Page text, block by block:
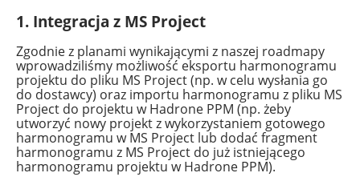
1. Integracja z MS Project
Zgodnie z planami wynikającymi z naszej roadmapy
wprowadziliśmy możliwość eksportu harmonogramu
projektu do pliku MS Project (np. w celu wysłania go
do dostawcy) oraz importu harmonogramu z pliku MS
Project do projektu w Hadrone PPM (np. żeby
utworzyć nowy projekt z wykorzystaniem gotowego
harmonogramu w MS Project lub dodać fragment
harmonogramu z MS Project do już istniejącego
harmonogramu projektu w Hadrone PPM).